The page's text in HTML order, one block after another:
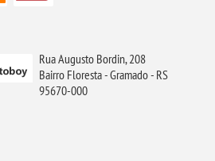
Rua Augusto Bordin, 208
Bairro Floresta - Gramado - RS
95670-000